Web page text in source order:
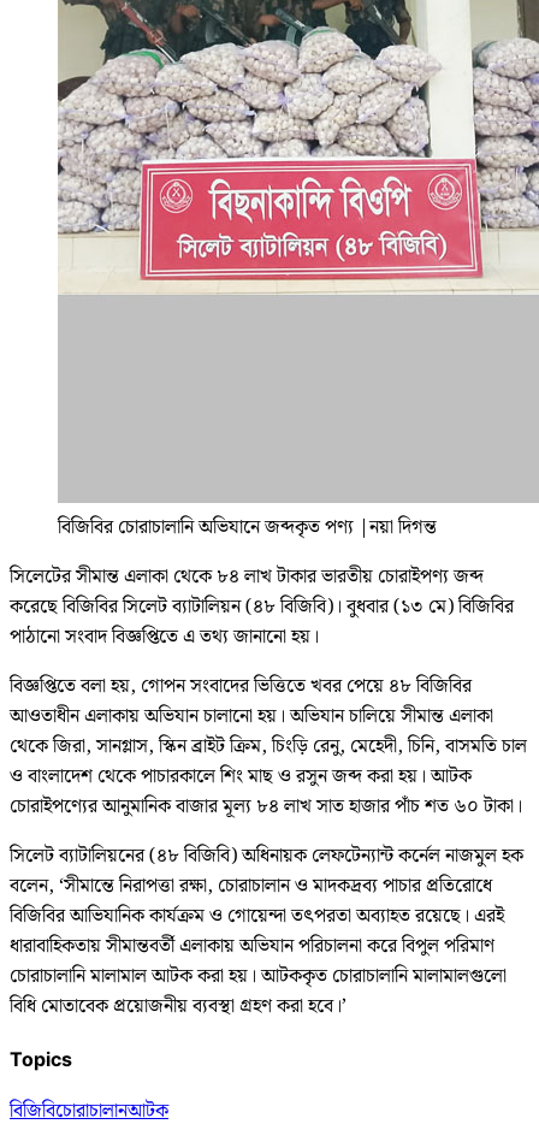
বিজিবির চোরাচালানি অভিযানে জব্দকৃত পণ্য |নয়া দিগন্ত
সিলেটের সীমান্ত এলাকা থেকে ৮৪ লাখ টাকার ভারতীয় চোরাইপণ্য জব্দ
করেছে বিজিবির সিলেট ব্যাটালিয়ন (৪৮ বিজিবি)। বুধবার (১৩ মে) বিজিবির
পাঠানো সংবাদ বিজ্ঞপ্তিতে এ তথ্য জানানো হয়।
বিজ্ঞপ্তিতে বলা হয়, গোপন সংবাদের ভিত্তিতে খবর পেয়ে ৪৮ বিজিবির
আওতাধীন এলাকায় অভিযান চালানো হয়। অভিযান চালিয়ে সীমান্ত এলাকা
থেকে জিরা, সানগ্লাস, স্কিন ব্রাইট ক্রিম, চিংড়ি রেনু, মেহেদী, চিনি, বাসমতি চাল
ও বাংলাদেশ থেকে পাচারকালে শিং মাছ ও রসুন জব্দ করা হয়। আটক
চোরাইপণ্যের আনুমানিক বাজার মূল্য ৮৪ লাখ সাত হাজার পাঁচ শত ৬০ টাকা।
সিলেট ব্যাটালিয়নের (৪৮ বিজিবি) অধিনায়ক লেফটেন্যান্ট কর্নেল নাজমুল হক
বলেন, ‘সীমান্তে নিরাপত্তা রক্ষা, চোরাচালান ও মাদকদ্রব্য পাচার প্রতিরোধে
বিজিবির আভিযানিক কার্যক্রম ও গোয়েন্দা তৎপরতা অব্যাহত রয়েছে। এরই
ধারাবাহিকতায় সীমান্তবর্তী এলাকায় অভিযান পরিচালনা করে বিপুল পরিমাণ
চোরাচালানি মালামাল আটক করা হয়। আটককৃত চোরাচালানি মালামালগুলো
বিধি মোতাবেক প্রয়োজনীয় ব্যবস্থা গ্রহণ করা হবে।’
Topics
বিজিবিচোরাচালানআটক